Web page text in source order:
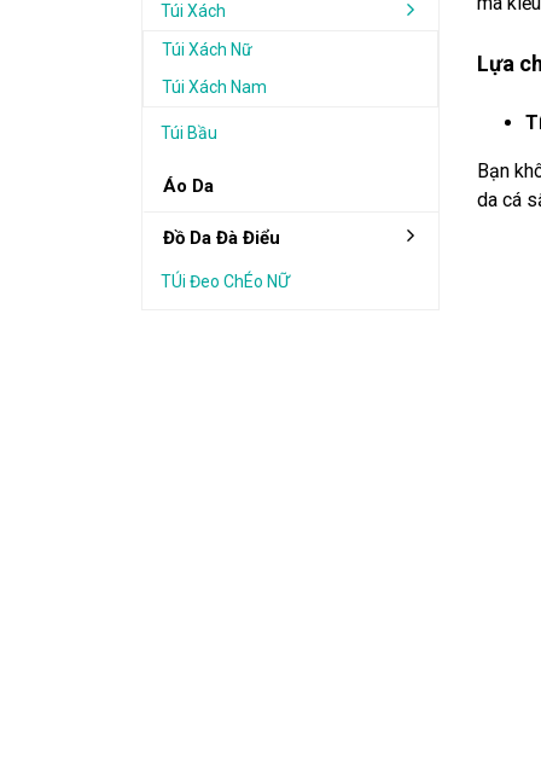
Túi Xách
Túi Xách Nữ
Túi Xách Nam
Túi Bầu
Áo Da
Đồ Da Đà Điểu
TÚi Đeo ChÉo NỮ
Lựa
Bạn
da cá